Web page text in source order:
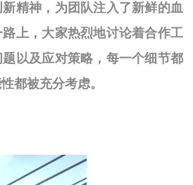
精神，为团队注入了新鲜的血
上，大家热烈地讨论着合作工
以及应对策略，每一个细节都
都被充分考虑。